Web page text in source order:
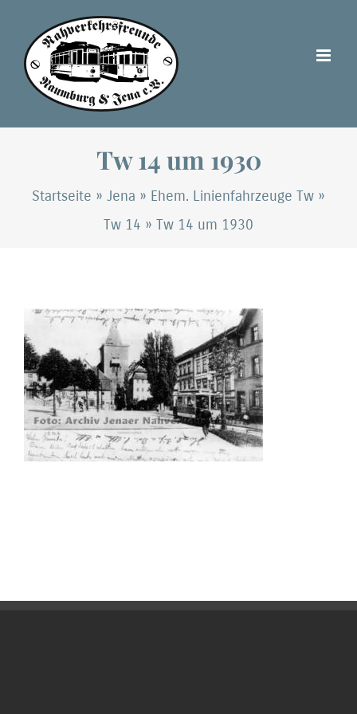
Inhalt
springen
Tw 14 um 1930
Startseite » Jena » Ehem. Linienfahrzeuge Tw »
Tw 14 » Tw 14 um 1930